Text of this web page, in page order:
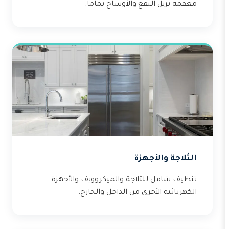
معقمة تزيل البقع والأوساخ تماماً.
الثلاجة والأجهزة
تنظيف شامل للثلاجة والميكروويف والأجهزة
الكهربائية الأخرى من الداخل والخارج.